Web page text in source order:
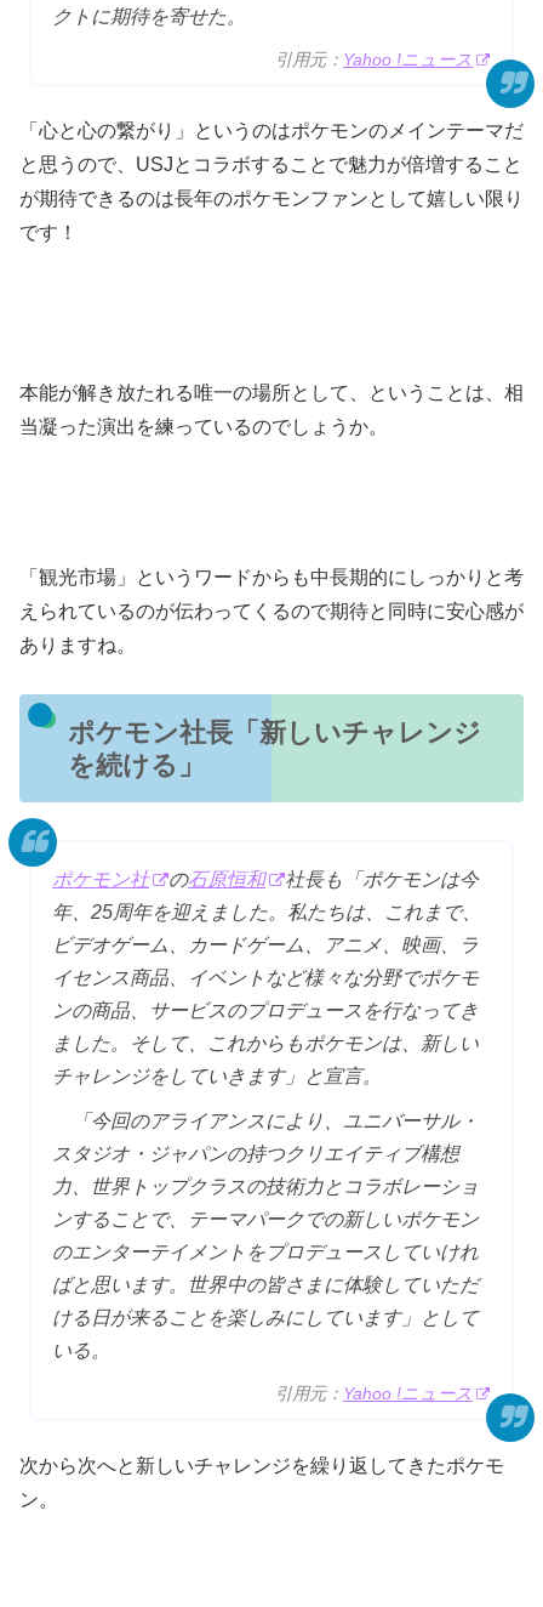
クトに期待を寄せた。
引用元： Yahoo !ニュース
「心と心の繋がり」というのはポケモンのメインテーマだ
と思うので、USJとコラボすることで魅力が倍増すること
が期待できるのは長年のポケモンファンとして嬉しい限り
です！
本能が解き放たれる唯一の場所として、ということは、相
当凝った演出を練っているのでしょうか。
「観光市場」というワードからも中長期的にしっかりと考
えられているのが伝わってくるので期待と同時に安心感が
ありますね。
ポケモン社長「新しいチャレンジ
を続ける」
ポケモン社 の石原恒和
社長も「ポケモンは今
年、25周年を迎えました。私たちは、これまで、
ビデオゲーム、カードゲーム、アニメ、映画、ラ
イセンス商品、イベントなど様々な分野でポケモ
ンの商品、サービスのプロデュースを行なってき
ました。そして、これからもポケモンは、新しい
チャレンジをしていきます」と宣言。
「今回のアライアンスにより、ユニバーサル・
スタジオ・ジャパンの持つクリエイティブ構想
力、世界トップクラスの技術力とコラボレーショ
ンすることで、テーマパークでの新しいポケモン
のエンターテイメントをプロデュースしていけれ
ばと思います。世界中の皆さまに体験していただ
ける日が来ることを楽しみにしています」として
いる。
引用元： Yahoo !ニュース
次から次へと新しいチャレンジを繰り返してきたポケモ
ン。